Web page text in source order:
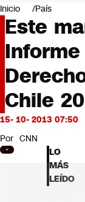
Negocios
Deportes
Programas
Cultura
Servicios
Bits
CNN tiempo
Futuro 360
Inicio País
Este
Chile
15- 10- 2013 07:50
Por CNN
LO
MÁS
LEÍDO